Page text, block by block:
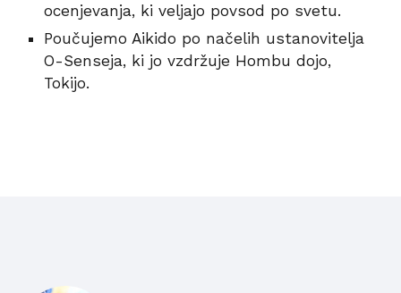
ocenjevanja, ki veljajo povsod po svetu.
Poučujemo Aikido po načelih ustanovitelja
O-Senseja, ki jo vzdržuje Hombu dojo,
Tokijo.